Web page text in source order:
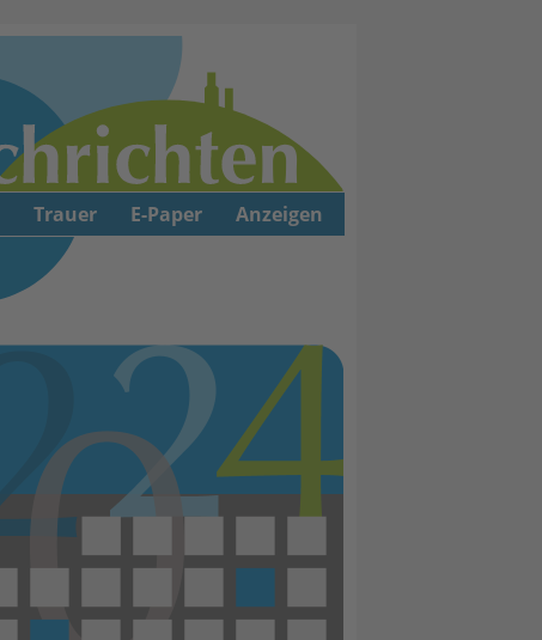
Trauer E-Paper Anzeigen